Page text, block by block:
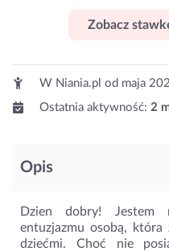
Zobacz
W Niania.pl od maja
Ostatnia aktywność: 2
Opis
Dzien dobry! Jestem
entuzjazmu osobą,
dziećmi. Choć nie